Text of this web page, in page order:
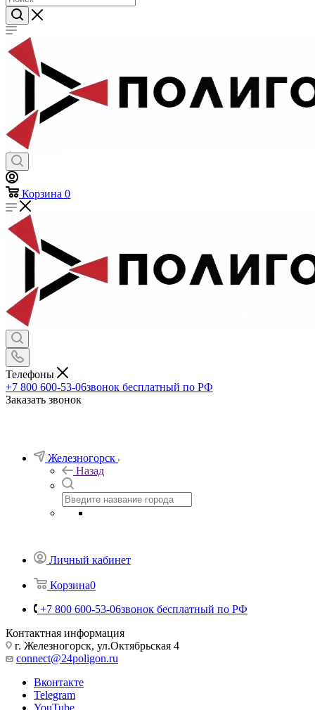
Корзина 0
Телефоны
+7 800 600-53-06звонок бесплатный по РФ
Заказать звонок
Железногорск
Назад
Личный кабинет
Корзина0
+7 800 600-53-06звонок бесплатный по РФ
Контактная информация
г. Железногорск, ул.Октябрьская 4
connect@24poligon.ru
Вконтакте
Telegram
YouTube